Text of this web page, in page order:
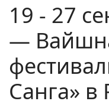
19 - 27
—
Санга» в